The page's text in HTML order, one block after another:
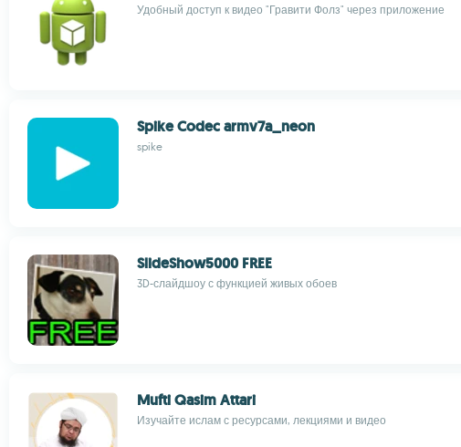
Удобный доступ к видео "Гравити Фолз" через приложение
Spike Codec armv7a_neon
spike
SlideShow5000 FREE
3D-слайдшоу с функцией живых обоев
Mufti Qasim Attari
Изучайте ислам с ресурсами, лекциями и видео